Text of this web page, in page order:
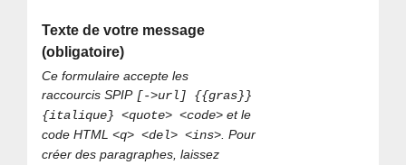
Texte de votre message
(obligatoire)
Ce formulaire accepte les
raccourcis SPIP [->url] {{gras}}
{italique} <quote> <code> et le
code HTML<q> <del> <ins>. Pour
créer des paragraphes, laissez